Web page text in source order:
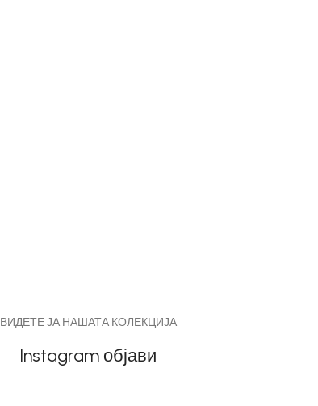
ВИДЕТЕ ЈА НАШАТА КОЛЕКЦИЈА
Instagram објави